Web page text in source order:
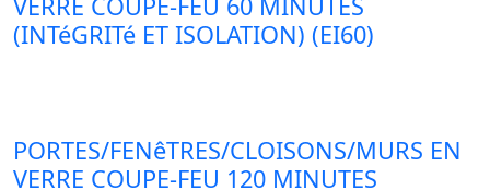
(INTéGRITé ET ISOLATION) (EI60)
PORTES/FENêTRES/CLOISONS/MURS EN
VERRE COUPE-FEU 120 MINUTES